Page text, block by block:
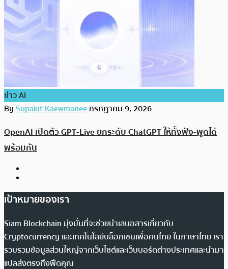
ข่าว AI
BySupakit Kaewmaneeกรกฎาคม 9, 2026
OpenAI เปิดตัว GPT-Live ยกระดับ ChatGPT ให้ทั้งฟัง-พูดได้
พร้อมกัน
เป้าหมายของเรา
Siam Blockchain มุ่งมั่นที่จะช่วยนำเสนอสารเกี่ยวกับ
Cryptocurrency และเทคโนโลยีบล็อกเชนเพื่อคนไทย ในภาษาไทย เรา
รวบรวมข้อมูลส่วนใหญ่จากเว็บไซต์และเว็บบอร์ดต่างประเทศและนำมา
แปลส่งตรงถึงฟีดคุณ